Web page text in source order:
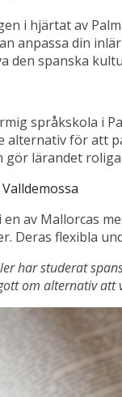
i hjärtat av
anpassa din
den spanska
språkskola i
alternativ för att
lärandet
en av Mallorcas
Deras flexibla
har studerat
om alternativ att